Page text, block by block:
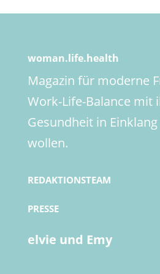
woman.life.health
Magazin für moderne
Work-Life-Balance mit
Gesundheit in
wollen.
REDAKTIONSTEAM
PRESSE
elvie und Emy